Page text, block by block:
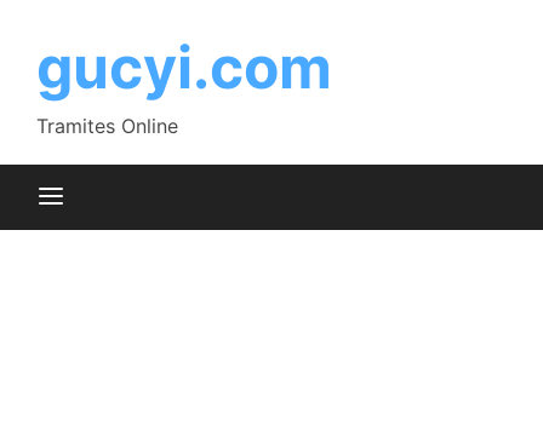
contenido
gucyi.com
Tramites Online